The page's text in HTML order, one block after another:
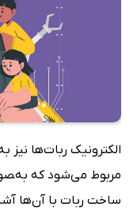
الکترونیک ربات‌ها نیز
مربوط می‌شود که
ساخت ربات با آن‌ها